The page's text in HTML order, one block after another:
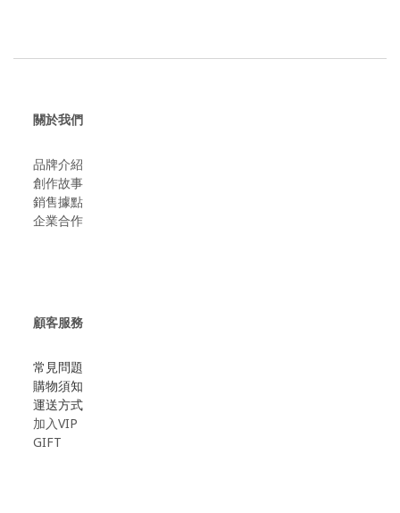
關於我們
品牌介紹
創作故事
​銷售據點
企業合作
顧客服務
常見問題
購物須知
運送方式
加入VIP
GIFT